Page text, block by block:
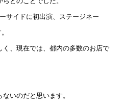
サイドに初出演、ステージネー
、現在では、都内の多数のお店で
いのだと思います。